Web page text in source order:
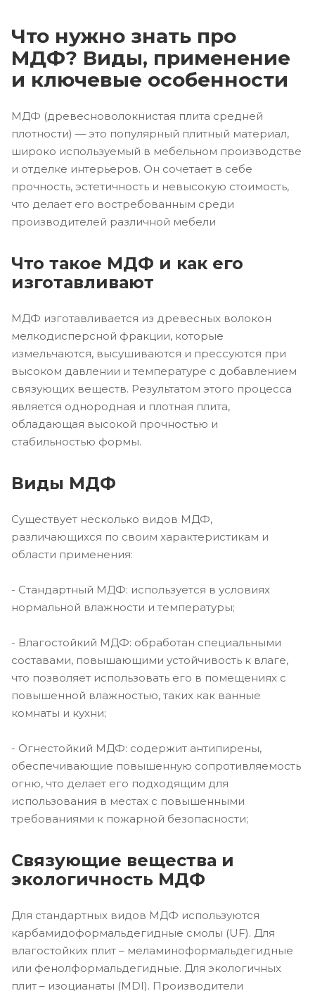
Что нужно знать про
МДФ? Виды, применение
и ключевые особенности
МДФ (древесноволокнистая плита средней
плотности) — это популярный плитный материал,
широко используемый в мебельном производстве
и отделке интерьеров. Он сочетает в себе
прочность, эстетичность и невысокую стоимость,
что делает его востребованным среди
производителей различной мебели
Что такое МДФ и как его
изготавливают
МДФ изготавливается из древесных волокон
мелкодисперсной фракции, которые
измельчаются, высушиваются и прессуются при
высоком давлении и температуре с добавлением
связующих веществ. Результатом этого процесса
является однородная и плотная плита,
обладающая высокой прочностью и
стабильностью формы.
Виды МДФ
Существует несколько видов МДФ,
различающихся по своим характеристикам и
области применения:
- Стандартный МДФ: используется в условиях
нормальной влажности и температуры;
- Влагостойкий МДФ: обработан специальными
составами, повышающими устойчивость к влаге,
что позволяет использовать его в помещениях с
повышенной влажностью, таких как ванные
комнаты и кухни;
- Огнестойкий МДФ: содержит антипирены,
обеспечивающие повышенную сопротивляемость
огню, что делает его подходящим для
использования в местах с повышенными
требованиями к пожарной безопасности;
Связующие вещества и
экологичность МДФ
Для стандартных видов МДФ используются
карбамидоформальдегидные смолы (UF). Для
влагостойких плит – меламиноформальдегидные
или фенолформальдегидные. Для экологичных
плит – изоцианаты (MDI). Производители